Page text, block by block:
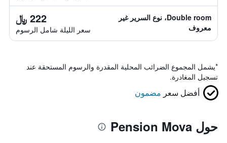
Double room، نوع السرير غير
معروف
222 ﷼
سعر الليلة شامل الرسوم
*يشمل المجموع الضرائب المحلية المقدرة والرسوم المستحقة عند
تسجيل المغادرة.
أفضل سعر مضمون
حول Pension Mova